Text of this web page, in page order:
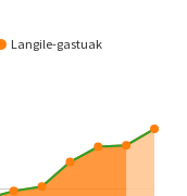
Langile-gastuak